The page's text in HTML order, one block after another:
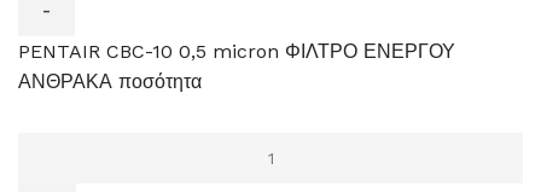
PENTAIR CBC-10 0,5 micron ΦΙΛΤΡΟ ΕΝΕΡΓΟΥ
ΑΝΘΡΑΚΑ ποσότητα